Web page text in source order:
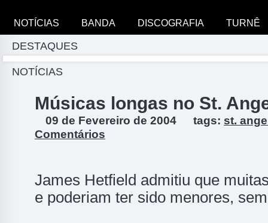
NOTÍCIAS BANDA DISCOGRAFIA TURNÊ
DESTAQUES
Discuta sobre música e Metallica em nosso fórum
NOTÍCIAS
Músicas longas no St.
09 de Fevereiro de 2004 tags: st.
Comentários
James Hetfield admitiu que
e poderiam ter sido menores,